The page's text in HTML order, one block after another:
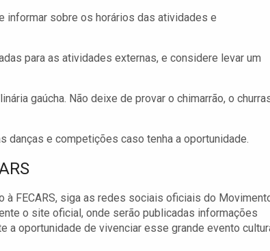
informar sobre os horários das atividades e
para as atividades externas, e considere levar um
gaúcha. Não deixe de provar o chimarrão, o
danças e competições caso tenha a oportunidade.
à FECARS, siga as redes sociais oficiais do
o site oficial, onde serão publicadas informações
a oportunidade de vivenciar esse grande evento